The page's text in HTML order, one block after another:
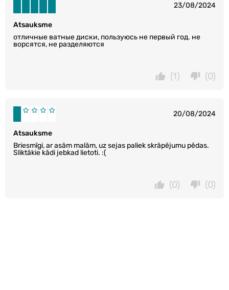
23/08/2024
Atsauksme
отличные ватные диски, пользуюсь не первый год. не
ворсятся, не разделяются
(0)
(1)
20/08/2024
Atsauksme
Briesmīgi, ar asām malām, uz sejas paliek skrāpējumu pēdas.
Sliktākie kādi jebkad lietoti. :(
(0)
(0)